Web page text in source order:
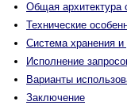
Общая архитектура
Технические
Система хранения
Исполнение
Варианты
Заключение